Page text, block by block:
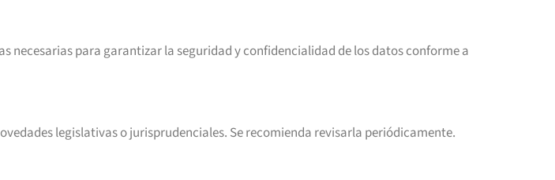
necesarias para garantizar la seguridad y confidencialidad de los datos conforme a
legislativas o jurisprudenciales. Se recomienda revisarla periódicamente.